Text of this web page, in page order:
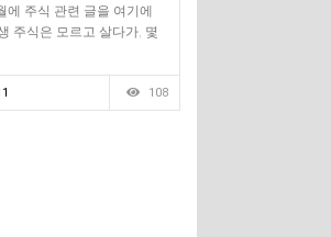
에 주식 관련 글을 여기에
주식은 모르고 살다가, 몇
108